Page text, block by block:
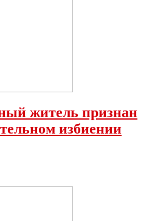
житель признан
избиении